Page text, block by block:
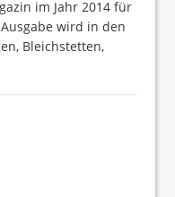
im Jahr 2014 für
wird in den
Bleichstetten,